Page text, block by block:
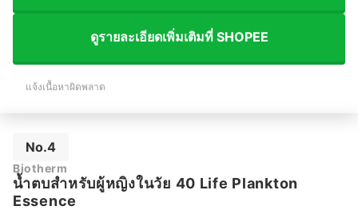
ดูรายละเอียดเพิ่มเติมที่ SHOPEE
แจ้งเนื้อหาผิดพลาด
No.4
Biotherm
น้ำตบสำหรับผู้หญิงในวัย 40 Life Plankton
Essence